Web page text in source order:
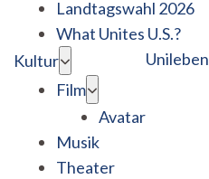
Landtagswahl 2026
What Unites U.S.?
Kultur
Film
Avatar
Musik
Theater
Unileben